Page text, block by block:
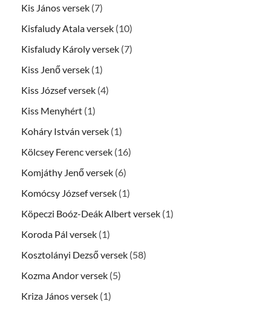
Kis János versek (7)
Kisfaludy Atala versek (10)
Kisfaludy Károly versek (7)
Kiss Jenő versek (1)
Kiss József versek (4)
Kiss Menyhért (1)
Koháry István versek (1)
Kölcsey Ferenc versek (16)
Komjáthy Jenő versek (6)
Komócsy József versek (1)
Köpeczi Boóz-Deák Albert versek (1)
Koroda Pál versek (1)
Kosztolányi Dezső versek (58)
Kozma Andor versek (5)
Kriza János versek (1)